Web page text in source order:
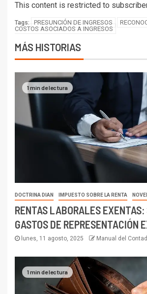
This content is restricted to
Tags: PRESUNCIÓN DE INGRESOS
COSTOS ASOCIADOS A INGRESOS
MÁS HISTORIAS
1 min de lectura
DOCTRINA DIAN IMPUESTO SOBRE LA RENTA
RENTAS LABORALES
GASTOS DE REPRESENTACIÓN
lunes, 11 agosto, 2025 Manual del
1 min de lectura